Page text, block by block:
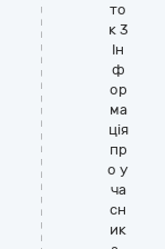
то
к 3
Ін
ф
ор
ма
ція
пр
о у
ча
сн
ик